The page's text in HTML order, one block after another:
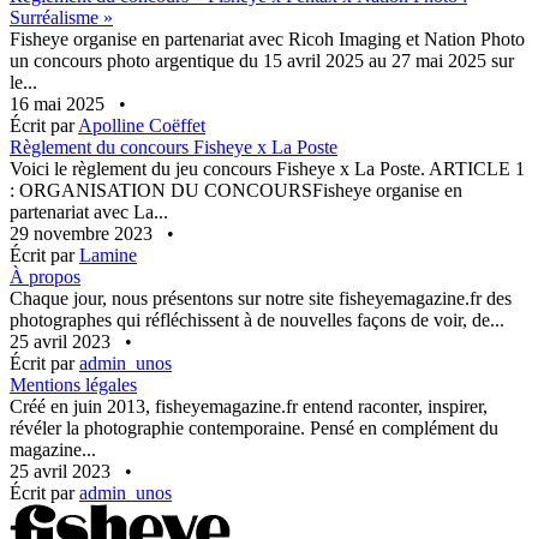
Surréalisme »
Fisheye organise en partenariat avec Ricoh Imaging et Nation Photo
un concours photo argentique du 15 avril 2025 au 27 mai 2025 sur
le...
16 mai 2025
•
Écrit parApolline Coëffet
Règlement du concours Fisheye x La Poste
Voici le règlement du jeu concours Fisheye x La Poste. ARTICLE 1
: ORGANISATION DU CONCOURSFisheye organise en
partenariat avec La...
29 novembre 2023
•
Écrit parLamine
À propos
Chaque jour, nous présentons sur notre site fisheyemagazine.fr des
photographes qui réfléchissent à de nouvelles façons de voir, de...
25 avril 2023
•
Écrit paradmin_unos
Mentions légales
Créé en juin 2013, fisheyemagazine.fr entend raconter, inspirer,
révéler la photographie contemporaine. Pensé en complément du
magazine...
25 avril 2023
•
Écrit paradmin_unos